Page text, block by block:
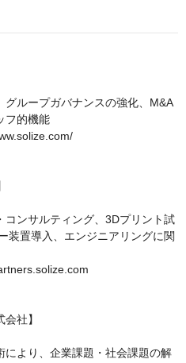
ループガバナンスの強化、M&A
フ的機能
ンサルティング、3Dプリント試
装置導入、エンジニアリングに関
社】
により、企業課題・社会課題の解